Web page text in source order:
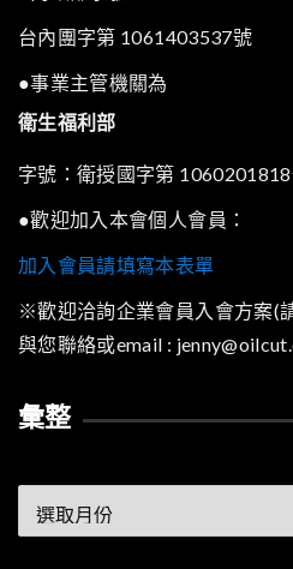
台內團字第 1061403537號
●事業主管機關為
衛生福利部
字號：衛授國字第
●歡迎加入本會個人會員：
加入會員請填寫本表單
※歡迎洽詢企業會員入會方案(
與您聯絡或email :
彙整
整